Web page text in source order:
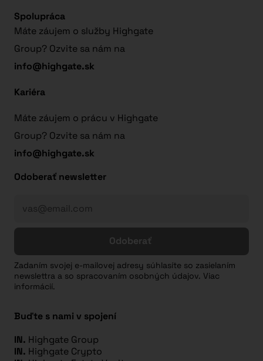
Spolupráca
Máte záujem o služby Highgate
Group? Ozvite sa nám na
info@highgate.sk
Kariéra
Máte záujem o prácu v Highgate
Group? Ozvite sa nám na
info@highgate.sk
Odoberať newsletter
Odoberať
Zadaním svojej e-mailovej adresy súhlasíte so zasielaním
newslettra a so spracovaním osobných údajov. Viac
informácií.
Buďte s nami v spojení
IN. Highgate Group
IN. Highgate Crypto